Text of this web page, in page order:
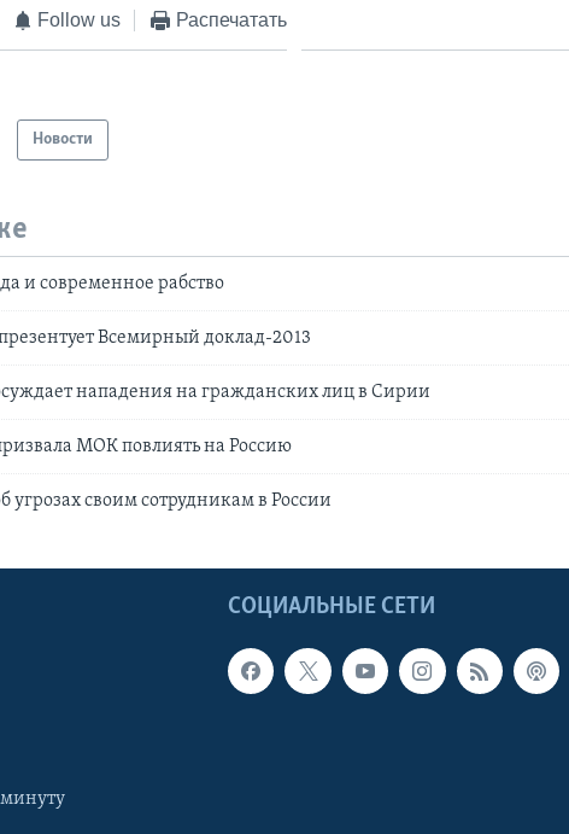
Follow us Распечатать
Новости
и современное рабство
Всемирный доклад-2013
нападения на гражданских лиц в Сирии
МОК повлиять на Россию
угрозах своим сотрудникам в России
СОЦИАЛЬНЫЕ СЕТИ